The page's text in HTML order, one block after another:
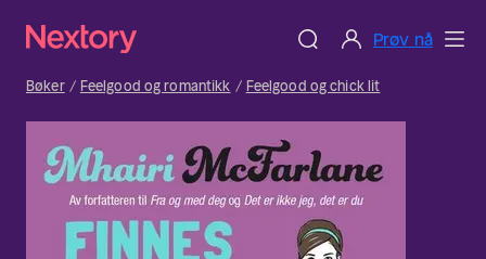
Prøv nå
Bøker Feelgood og romantikk Feelgood og chick lit